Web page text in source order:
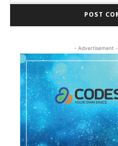
- Advertisement -